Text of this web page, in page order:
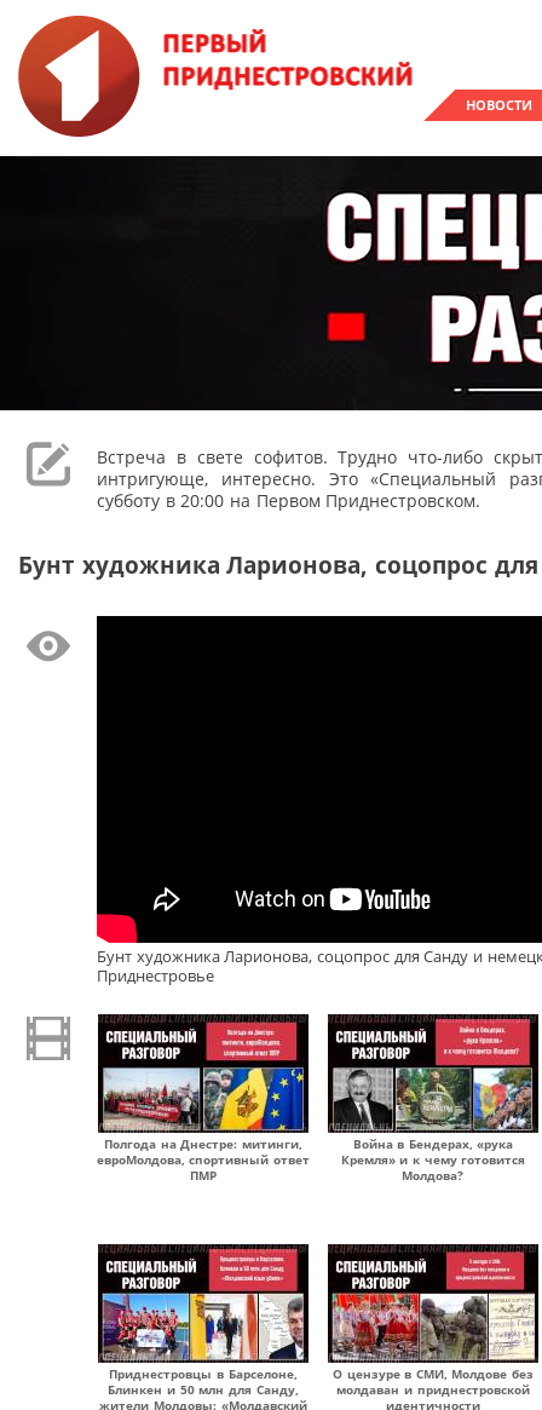
НОВОСТИ
Встреча в свете софитов. Трудно что-либо
интригующе, интересно. Это «Специальный
субботу в 20:00 на Первом Приднестровском.
Бунт художника Ларионова, соцопрос
Бунт художника Ларионова, соцопрос для Санду и
Приднестровье
Полгода на Днестре: митинги,
евроМолдова, спортивный ответ
ПМР
Война в Бендерах, «рука
Кремля» и к чему готовится
Молдова?
Приднестровцы в Барселоне,
Блинкен и 50 млн для Санду,
жители Молдовы: «Молдавский
О цензуре в СМИ, Молдове без
молдаван и приднестровской
идентичности